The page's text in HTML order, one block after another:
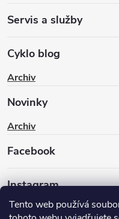
Tento web používá
Servis a služby
Cyklo blog
Archiv
Novinky
Archiv
Facebook
Instagram